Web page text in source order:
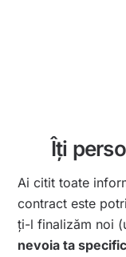
Îți
Ai citit toate
contract este
ți-l finalizăm noi
nevoia ta